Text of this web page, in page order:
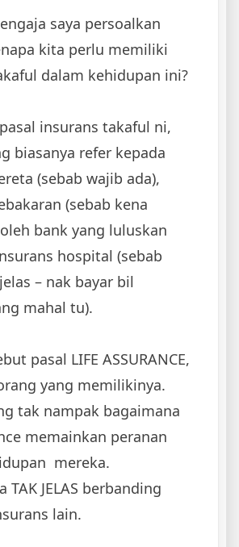
saya persoalkan
kita perlu memiliki
dalam kehidupan ini?
insurans takaful ni,
biasanya refer kepada
(sebab wajib ada),
(sebab kena
bank yang luluskan
hospital (sebab
– nak bayar bil
mahal tu).
pasal LIFE ASSURANCE,
yang memilikinya.
tak nampak bagaimana
memainkan peranan
mereka.
TAK JELAS berbanding
lain.